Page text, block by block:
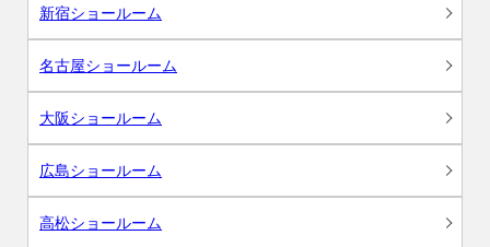
新宿ショールーム
名古屋ショールーム
大阪ショールーム
広島ショールーム
高松ショールーム